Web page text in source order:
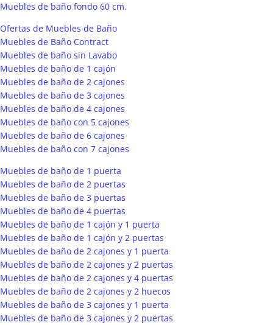
Muebles de baño fondo 60 cm.
Ofertas de Muebles de Baño
Muebles de Baño Contract
Muebles de baño sin Lavabo
Muebles de baño de 1 cajón
Muebles de baño de 2 cajones
Muebles de baño de 3 cajones
Muebles de baño de 4 cajones
Muebles de baño con 5 cajones
Muebles de baño de 6 cajones
Muebles de baño con 7 cajones
Muebles de baño de 1 puerta
Muebles de baño de 2 puertas
Muebles de baño de 3 puertas
Muebles de baño de 4 puertas
Muebles de baño de 1 cajón y 1 puerta
Muebles de baño de 1 cajón y 2 puertas
Muebles de baño de 2 cajones y 1 puerta
Muebles de baño de 2 cajones y 2 puertas
Muebles de baño de 2 cajones y 4 puertas
Muebles de baño de 2 cajones y 2 huecos
Muebles de baño de 3 cajones y 1 puerta
Muebles de baño de 3 cajones y 2 puertas